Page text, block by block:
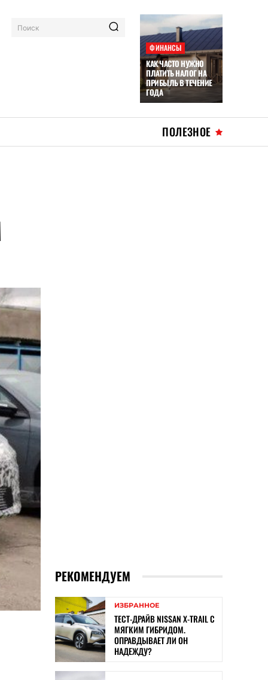
Поиск
ФИНАНСЫ
КАК ЧАСТО НУЖНО
ПЛАТИТЬ НАЛОГ НА
ПРИБЫЛЬ В ТЕЧЕНИЕ
ГОДА
ПОЛЕЗНОЕ
РЕКОМЕНДУЕМ
ИЗБРАННОЕ
ТЕСТ-ДРАЙВ NISSAN X-TRAIL С
МЯГКИМ ГИБРИДОМ.
ОПРАВДЫВАЕТ ЛИ ОН
НАДЕЖДУ?